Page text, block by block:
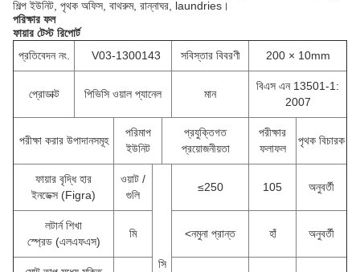
শিল্প ইউনিট, পৃথক অফিস, বাথরুম, রান্নাঘর, laundries।
পরিক্ষার ফল
ফায়ার টেস্ট রিপোর্ট
প্রতিবেদন নং.
V03-1300143 সবিস্তার বিবরণী 200 × 10mm
প্রোডাক্ট পিভিসি ওয়াল প্যানেল মান
বিএস এন 13501-1:
2007
পরীক্ষা করার উপাদানসমূহ
পরিমাপ
ইউনিট
প্রযুক্তিগত
প্রয়োজনীয়তা
পরীক্ষার
ফলাফল
পৃথক বিচারক
ফায়ার বৃদ্ধি হার
ইনডেক্স (Figra)
ওয়াট /
গুলি
সি
≤250 105 অনুবর্তী
লটার্ন শিখা
স্প্রেড (এলএফএস)
মি <নমুনা প্রান্ত হাঁ অনুবর্তী